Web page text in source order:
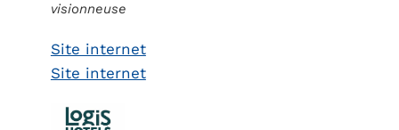
visionneuse
Site internet
Site internet